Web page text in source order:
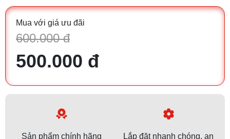
Mua với giá ưu đãi
600.000 đ
500.000 đ
Sản phẩm chính hãng
Lắp đặt nhanh chóng, an